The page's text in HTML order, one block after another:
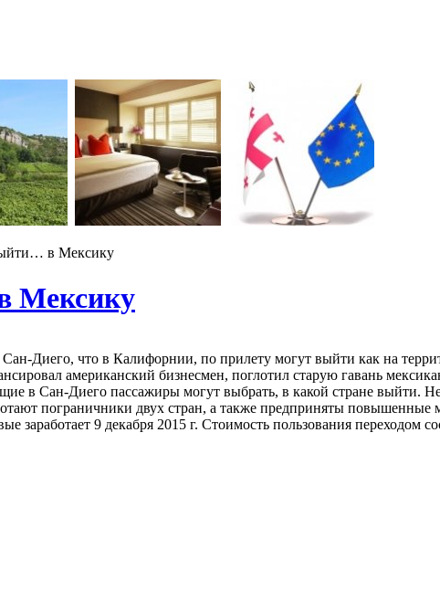
в Мексику
Мексику
Диего, что в Калифорнии, по прилету могут выйти как на
американский бизнесмен, поглотил старую гавань
в Сан-Диего пассажиры могут выбрать, в какой стране выйти.
пограничники двух стран, а также предприняты повышенные
9 декабря 2015 г. Стоимость пользования переходом